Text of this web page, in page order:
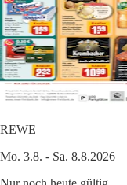
REWE
Mo. 3.8. - Sa. 8.8.2026